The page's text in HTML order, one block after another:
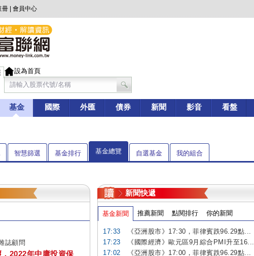
冊 會員中心
設為首頁
基金 國際 外匯 債券 新聞 影音 看盤
智慧篩選 基金排行 基金總覽 自選基金 我的組合
誌顧問
2022年中庸投資保
新聞快遞
基金新聞 推薦新聞 點閱排行 你的新聞
17:33
《亞洲股市》17:30，菲律賓跌96.29點...
17:23
《國際經濟》歐元區9月綜合PMI升至16...
17:02
《亞洲股市》17:00，菲律賓跌96.29點...